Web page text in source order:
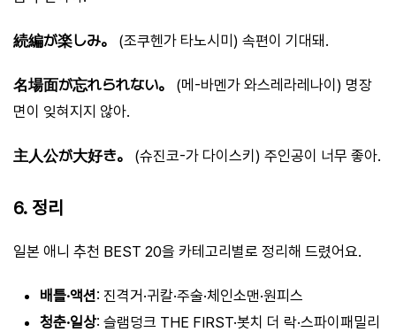
続編が楽しみ。 (조쿠헨가 타노시미) 속편이 기대돼.
名場面が忘れられない。
(메-바멘가 와스레라레나이) 명장
면이 잊혀지지 않아.
主人公が大好き。 (슈진코-가 다이스키) 주인공이 너무 좋아.
6. 정리
일본 애니 추천 BEST 20을 카테고리별로 정리해 드렸어요.
배틀·액션: 진격거·귀칼·주술·체인소맨·원피스
청춘·일상: 슬램덩크 THE FIRST·봇치 더 락·스파이패밀리